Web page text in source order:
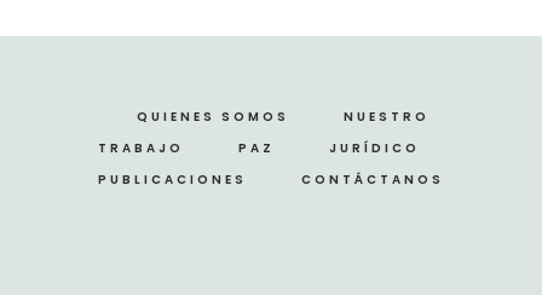
QUIENES SOMOS
NUESTRO
TRABAJO
PAZ
JURÍDICO
PUBLICACIONES
CONTÁCTANOS